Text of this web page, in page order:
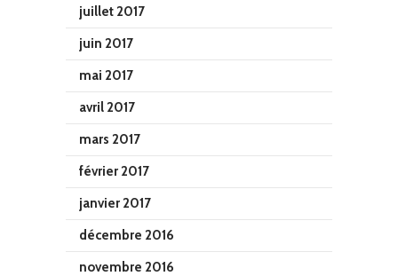
juillet 2017
juin 2017
mai 2017
avril 2017
mars 2017
février 2017
janvier 2017
décembre 2016
novembre 2016